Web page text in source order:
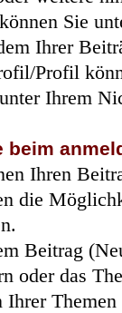
Sie
Ihrer
Profil
Ihrem
beim
Ihren
die
Beitrag
oder das
Ihrer